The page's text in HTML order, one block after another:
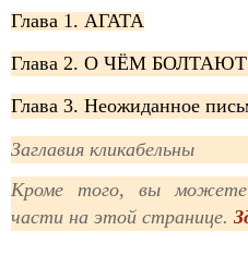
Глава 1. АГАТА
Глава 2. О ЧЁМ
Глава 3. Неожиданное
Заглавия кликабельны
Кроме того, вы
части на этой странице.